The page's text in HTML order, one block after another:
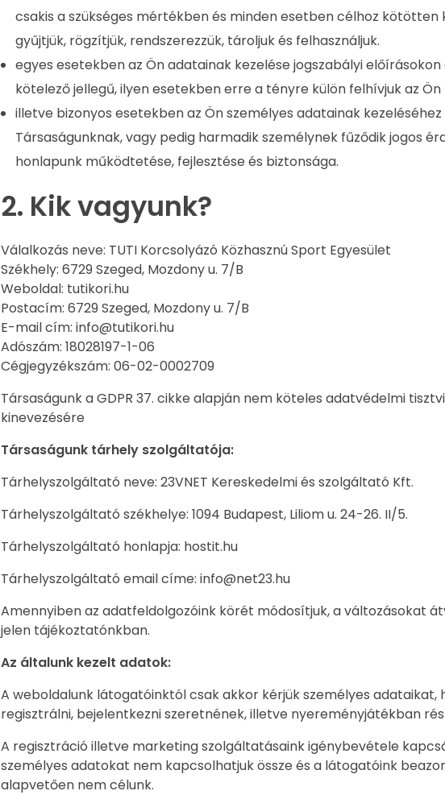
csakis a szükséges mértékben és minden esetben célhoz kötötten
gyűjtjük, rögzítjük, rendszerezzük, tároljuk és felhasználjuk.
egyes esetekben az Ön adatainak kezelése jogszabályi előírásokon
kötelező jellegű, ilyen esetekben erre a tényre külön felhívjuk az
illetve bizonyos esetekben az Ön személyes adatainak kezeléséhez
Társaságunknak, vagy pedig harmadik személynek fűződik jogos
honlapunk működtetése, fejlesztése és biztonsága.
2. Kik vagyunk?
Válalkozás neve: TUTI Korcsolyázó Közhasznú Sport Egyesület
Székhely: 6729 Szeged, Mozdony u. 7/B
Weboldal: tutikori.hu
Postacím: 6729 Szeged, Mozdony u. 7/B
E-mail cím: info@tutikori.hu
Adószám: 18028197-1-06
Cégjegyzékszám: 06-02-0002709
Társaságunk a GDPR 37. cikke alapján nem köteles adatvédelmi
kinevezésére
Társaságunk tárhely szolgáltatója:
Tárhelyszolgáltató neve: 23VNET Kereskedelmi és szolgáltató Kft.
Tárhelyszolgáltató székhelye: 1094 Budapest, Liliom u. 24-26. II/5.
Tárhelyszolgáltató honlapja: hostit.hu
Tárhelyszolgáltató email címe: info@net23.hu
Amennyiben az adatfeldolgozóink körét módosítjuk, a változásokat
jelen tájékoztatónkban.
Az általunk kezelt adatok:
A weboldalunk látogatóinktól csak akkor kérjük személyes adataikat,
regisztrálni, bejelentkezni szeretnének, illetve nyereményjátékban
A regisztráció illetve marketing szolgáltatásaink igénybevétele
személyes adatokat nem kapcsolhatjuk össze és a látogatóink
alapvetően nem célunk.